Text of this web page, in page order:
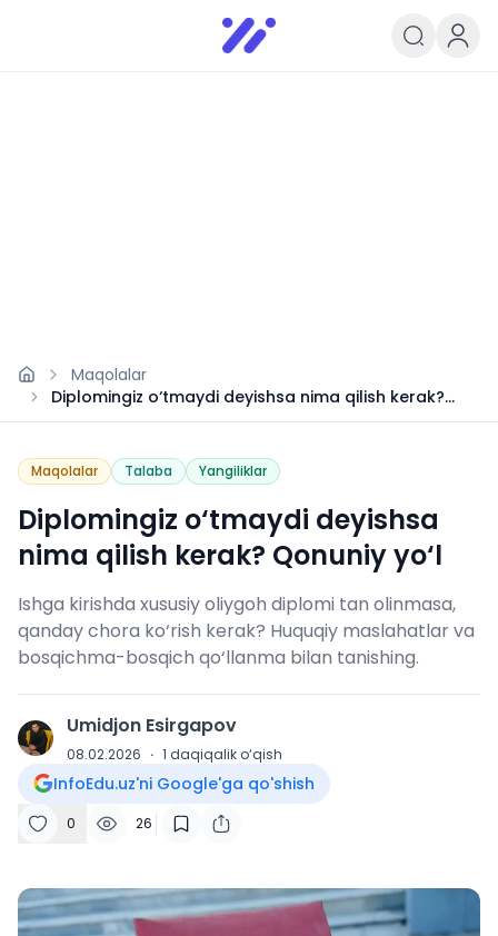
Infoedu
Ta&#039;lim xabarlari va
Maqolalar
Diplomingiz o‘tmaydi deyishsa nima qilish kerak?
Qonuniy yo‘l
Maqolalar Talaba Yangiliklar
Diplomingiz o‘tmaydi deyishsa
nima qilish kerak? Qonuniy yo‘l
Ishga kirishda xususiy oliygoh diplomi tan olinmasa,
qanday chora ko‘rish kerak? Huquqiy maslahatlar va
bosqichma-bosqich qo‘llanma bilan tanishing.
U Umidjon Esirgapov
08.02.2026 · 1 daqiqalik o‘qish
InfoEdu.uz'ni Google'ga qo'shish
0 26